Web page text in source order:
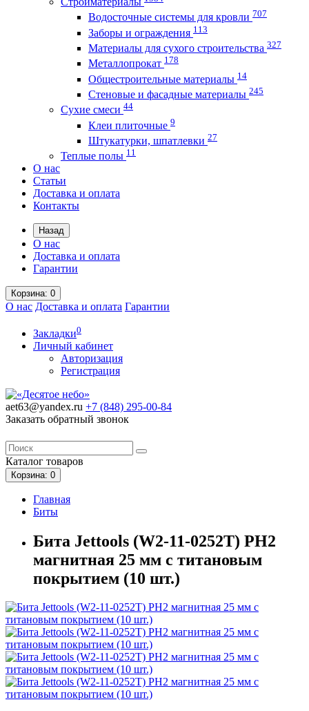
Водосточные системы для кровли 707
Заборы и ограждения 113
Материалы для сухого строительства 327
Металлопрокат 178
Общестроительные материалы 14
Стеновые и фасадные материалы 245
Сухие смеси 44
Клеи плиточные 9
Штукатурки, шпатлевки 27
Теплые полы 11
О нас
Статьи
Доставка и оплата
Контакты
Назад
О нас
Доставка и оплата
Гарантии
Корзина: 0
О нас Доставка и оплата Гарантии
Закладки0
Личный кабинет
Авторизация
Регистрация
aet63@yandex.ru +7 (848) 295-00-84
Заказать обратный звонок
Каталог товаров
Корзина: 0
Главная
Биты
Бита Jettools (W2-11-0252T) PH2
магнитная 25 мм с титановым
покрытием (10 шт.)